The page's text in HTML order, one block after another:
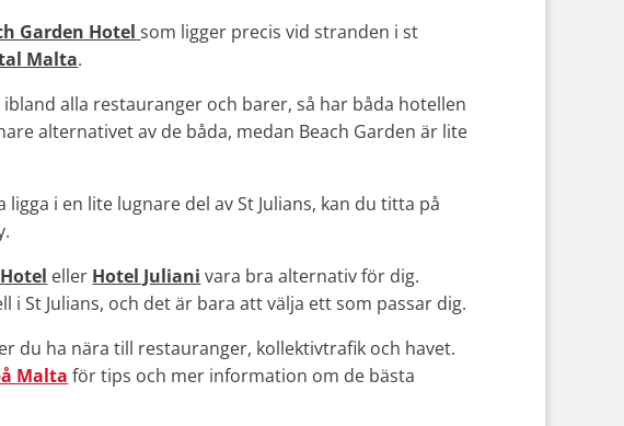
Garden Hotel som ligger precis vid stranden i st
Malta.
alla restauranger och barer, så har båda hotellen
alternativet av de båda, medan Beach Garden är lite
i en lite lugnare del av St Julians, kan du titta på
eller Hotel Juliani vara bra alternativ för dig.
i St Julians, och det är bara att välja ett som passar dig.
du ha nära till restauranger, kollektivtrafik och havet.
Malta för tips och mer information om de bästa